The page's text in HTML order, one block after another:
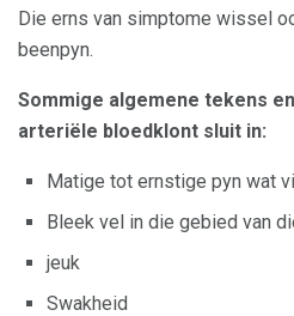
Die erns van simptome wissel
beenpyn.
Sommige algemene tekens
arteriële bloedklont sluit in:
Matige tot ernstige pyn wat
Bleek vel in die gebied van
jeuk
Swakheid